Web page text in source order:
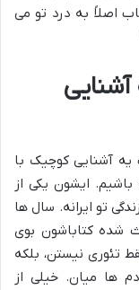
اصلاً به درد تو می
یه آشنایی کوچیک با
ایشون یکی از
تو ایرانه. سال ها
شده کتاباشون بوی
تئوری نیستن، بلکه
ها میان. خیلی از